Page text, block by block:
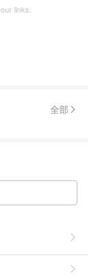
links.
全部